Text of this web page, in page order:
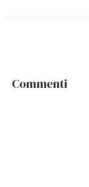
Commenti